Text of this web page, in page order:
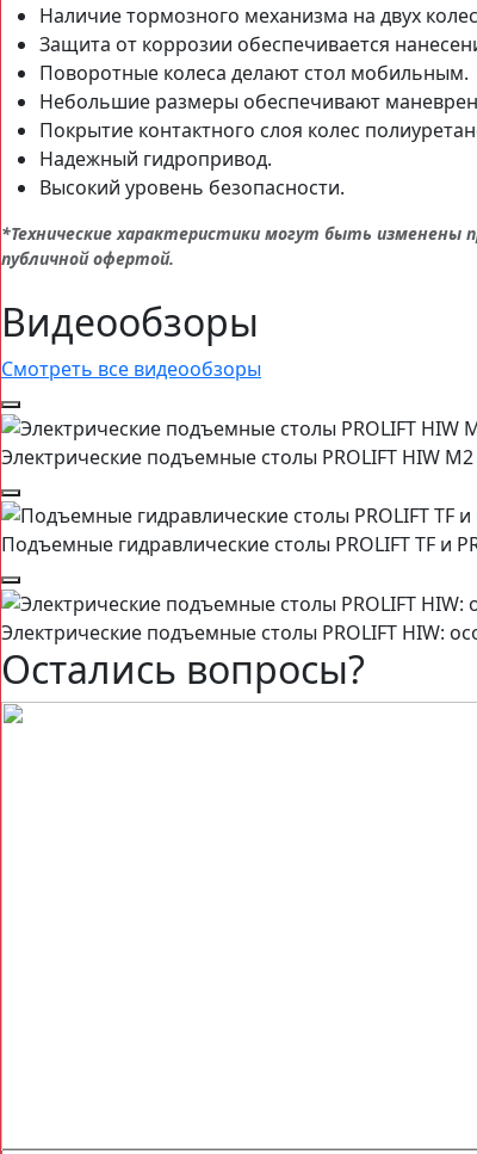
Наличие тормозного механизма на двух
Защита от коррозии обеспечивается
Поворотные колеса делают стол мобильным.
Небольшие размеры обеспечивают
Покрытие контактного слоя колес
Надежный гидропривод.
Высокий уровень безопасности.
*Технические характеристики могут быть
публичной офертой.
Видеообзоры
Смотреть все видеообзоры
Электрические подъемные столы PROLIFT HIW M2
Подъемные гидравлические столы PROLIFT TF и
Электрические подъемные столы PROLIFT HIW:
Остались вопросы?